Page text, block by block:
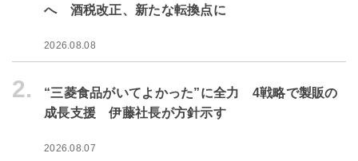
へ 酒税改正、新たな転換点に
2026.08.08
2.
“三菱食品がいてよかった”に全力 4戦略で製販の
成長支援 伊藤社長が方針示す
2026.08.07